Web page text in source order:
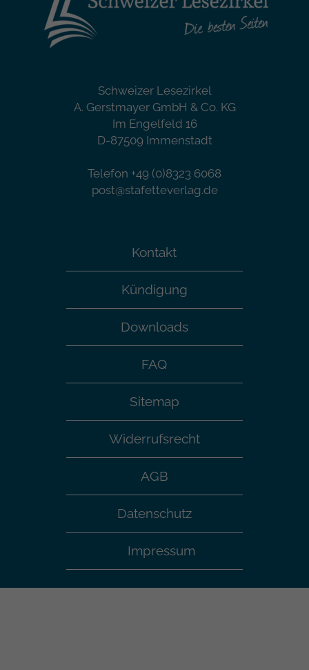
Schweizer Lesezirkel
A. Gerstmayer GmbH & Co. KG
Im Engelfeld 16
D-87509 Immenstadt
Telefon +49 (0)8323 6068
post@stafetteverlag.de
Kontakt
Kündigung
Downloads
FAQ
Sitemap
Widerrufsrecht
AGB
Datenschutz
Impressum